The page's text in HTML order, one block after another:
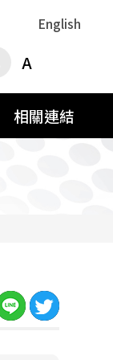
English
A
相關連結